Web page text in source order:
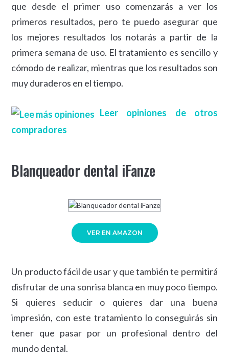
que desde el primer uso comenzarás a ver los
primeros resultados, pero te puedo asegurar que
los mejores resultados los notarás a partir de la
primera semana de uso. El tratamiento es sencillo y
cómodo de realizar, mientras que los resultados son
muy duraderos en el tiempo.
Leer opiniones de otros
compradores
Blanqueador dental iFanze
VER EN AMAZON
Un producto fácil de usar y que también te permitirá
disfrutar de una sonrisa blanca en muy poco tiempo.
Si quieres seducir o quieres dar una buena
impresión, con este tratamiento lo conseguirás sin
tener que pasar por un profesional dentro del
mundo dental.